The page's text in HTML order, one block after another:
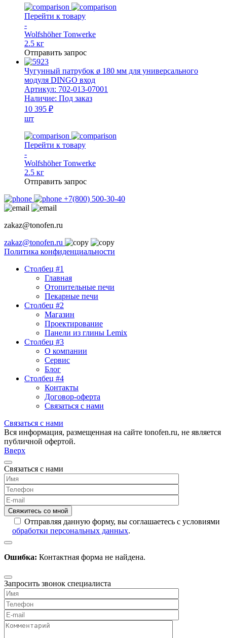
Перейти к товару
-
Wolfshöher Tonwerke
2.5 кг
Отправить запрос
Чугунный патрубок ø 180 мм для универсального
модуля DINGO вход
Артикул: 702-013-07001
Наличие: Под заказ
10 395 ₽
шт
Перейти к товару
-
Wolfshöher Tonwerke
2.5 кг
Отправить запрос
+7(800) 500-30-40
zakaz@tonofen.ru
zakaz@tonofen.ru
Политика конфиденциальности
Столбец #1
Главная
Отопительные печи
Пекарные печи
Столбец #2
Магазин
Проектирование
Панели из глины Lemix
Столбец #3
О компании
Сервис
Блог
Столбец #4
Контакты
Договор-оферта
Связаться с нами
Связаться с нами
Вся информация, размещенная на сайте tonofen.ru, не является
публичной офертой.
Вверх
Связаться с нами
Отправляя данную форму, вы соглашаетесь с условиями
обработки персональных данных.
Ошибка: Контактная форма не найдена.
Запросить звонок специалиста